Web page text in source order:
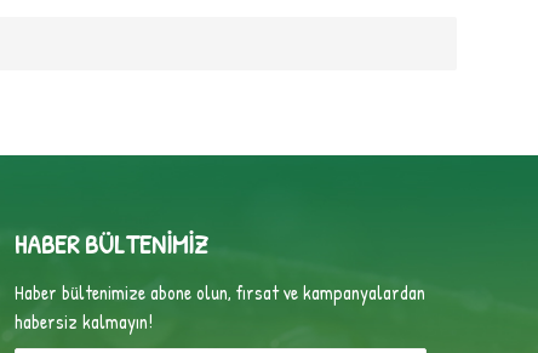
HABER BÜLTENIMIZ
Haber bültenimize abone olun, fırsat ve kampanyalardan
habersiz kalmayın!